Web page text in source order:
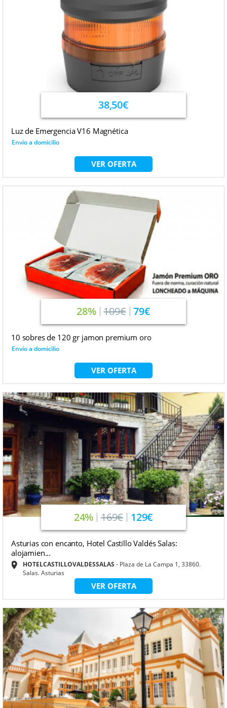
38,50€
Luz de Emergencia V16 Magnética
Envío a domicilio
VER OFERTA
28% 109€ 79€
10 sobres de 120 gr jamon premium oro
Envío a domicilio
VER OFERTA
24% 169€ 129€
Asturias con encanto, Hotel Castillo Valdés Salas:
alojamien...
HOTELCASTILLOVALDESSALAS
Plaza de La Campa 1, 33860.
Salas. Asturias
VER OFERTA